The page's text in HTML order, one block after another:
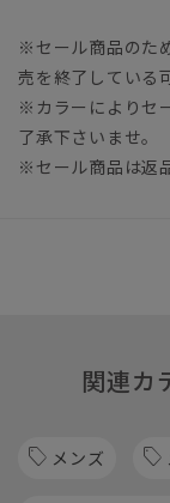
※セール商品のた
売を終了している
※カラーによりセ
了承下さいませ。
※セール商品は返
関連カ
メンズ